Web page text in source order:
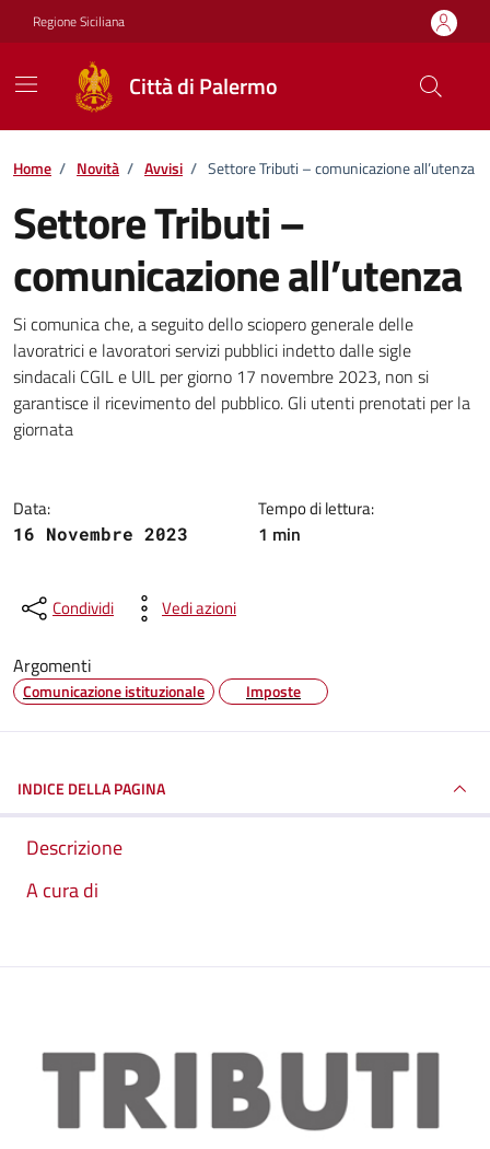
Vai ai contenuti
Vai al footer
Regione Siciliana
Città di Palermo
Home / Novità / Avvisi / Settore Tributi – comunicazione all’utenza
Settore Tributi –
comunicazione all’utenza
Dettagli della notizia
Si comunica che, a seguito dello sciopero generale delle
lavoratrici e lavoratori servizi pubblici indetto dalle sigle
sindacali CGIL e UIL per giorno 17 novembre 2023, non si
garantisce il ricevimento del pubblico. Gli utenti prenotati per la
giornata
Data:
16 Novembre 2023
Tempo di lettura:
1 min
Condividi Vedi azioni
Argomenti
Comunicazione istituzionale Imposte
INDICE DELLA PAGINA
Descrizione
A cura di